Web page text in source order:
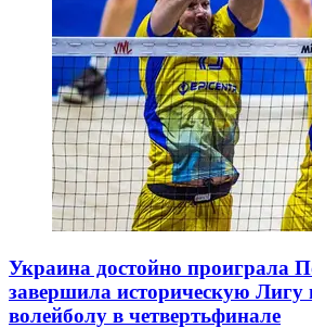
Украина достойно проиграла
завершила историческую Лигу
волейболу в четвертьфинале